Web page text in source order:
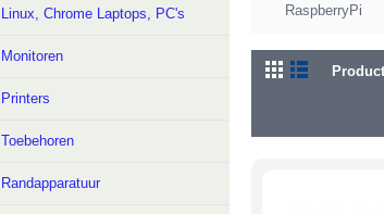
Linux, Chrome Laptops, PC's
Monitoren
Printers
Toebehoren
Randapparatuur
RaspberryPi